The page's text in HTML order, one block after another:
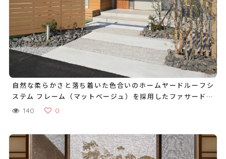
自然な柔らかさと落ち着いた色合いのホームヤードルーフシ
ステム フレーム（マットベージュ）を採用したファサード空
間 140 0